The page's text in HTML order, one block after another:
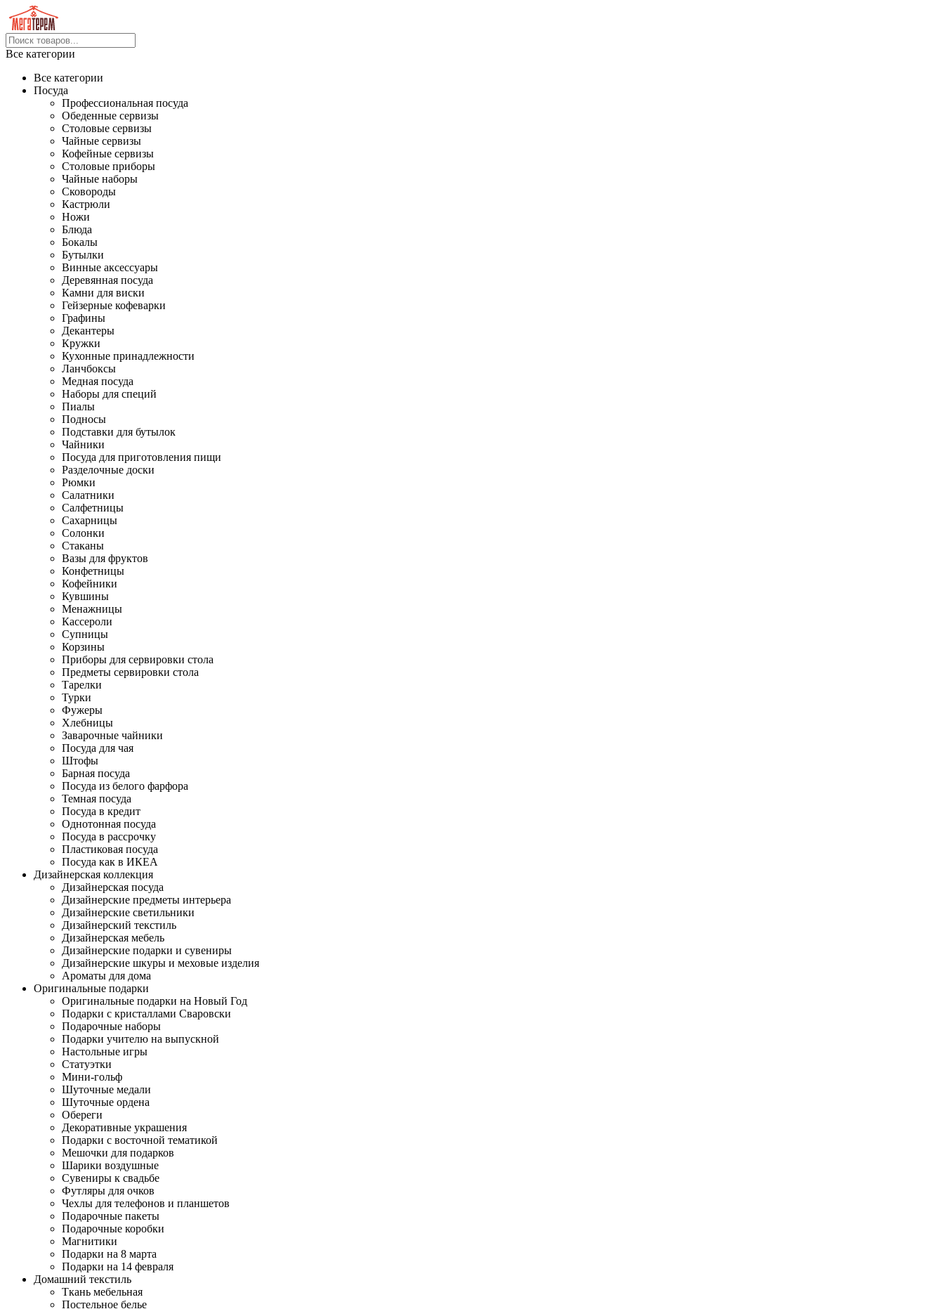
Все категории
Все категории
Посуда
Профессиональная посуда
Обеденные сервизы
Столовые сервизы
Чайные сервизы
Кофейные сервизы
Столовые приборы
Чайные наборы
Сковороды
Кастрюли
Ножи
Блюда
Бокалы
Бутылки
Винные аксессуары
Деревянная посуда
Камни для виски
Гейзерные кофеварки
Графины
Декантеры
Кружки
Кухонные принадлежности
Ланчбоксы
Медная посуда
Наборы для специй
Пиалы
Подносы
Подставки для бутылок
Чайники
Посуда для приготовления пищи
Разделочные доски
Рюмки
Салатники
Салфетницы
Сахарницы
Солонки
Стаканы
Вазы для фруктов
Конфетницы
Кофейники
Кувшины
Менажницы
Кассероли
Супницы
Корзины
Приборы для сервировки стола
Предметы сервировки стола
Тарелки
Турки
Фужеры
Хлебницы
Заварочные чайники
Посуда для чая
Штофы
Барная посуда
Посуда из белого фарфора
Темная посуда
Посуда в кредит
Однотонная посуда
Посуда в рассрочку
Пластиковая посуда
Посуда как в ИКЕА
Дизайнерская коллекция
Дизайнерская посуда
Дизайнерские предметы интерьера
Дизайнерские светильники
Дизайнерский текстиль
Дизайнерская мебель
Дизайнерские подарки и сувениры
Дизайнерские шкуры и меховые изделия
Ароматы для дома
Оригинальные подарки
Оригинальные подарки на Новый Год
Подарки с кристаллами Сваровски
Подарочные наборы
Подарки учителю на выпускной
Настольные игры
Статуэтки
Мини-гольф
Шуточные медали
Шуточные ордена
Обереги
Декоративные украшения
Подарки с восточной тематикой
Мешочки для подарков
Шарики воздушные
Сувениры к свадьбе
Футляры для очков
Чехлы для телефонов и планшетов
Подарочные пакеты
Подарочные коробки
Магнитики
Подарки на 8 марта
Подарки на 14 февраля
Домашний текстиль
Ткань мебельная
Постельное белье